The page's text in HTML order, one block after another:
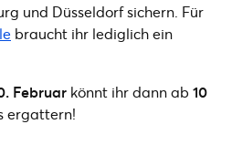
und Düsseldorf sichern. Für
braucht ihr lediglich ein
Februar könnt ihr dann ab 10
ergattern!